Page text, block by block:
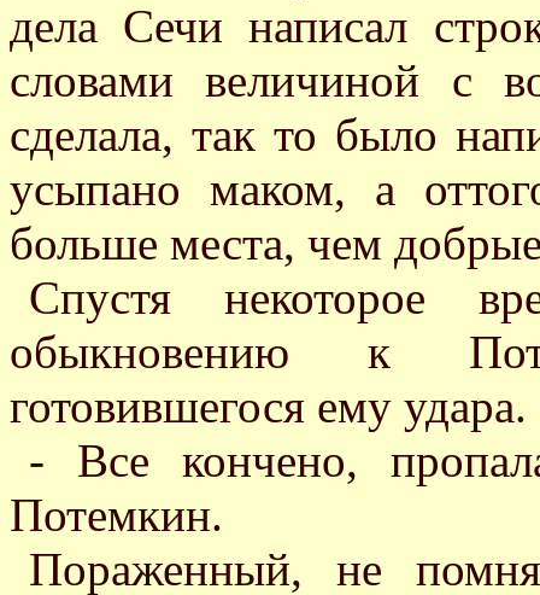
дела Сечи написал
словами величиной с
сделала, так то было
усыпано маком, а
больше места, чем
Спустя некоторое
обыкновению к
готовившегося ему удара.
- Все кончено,
Потемкин.
Пораженный, не помня